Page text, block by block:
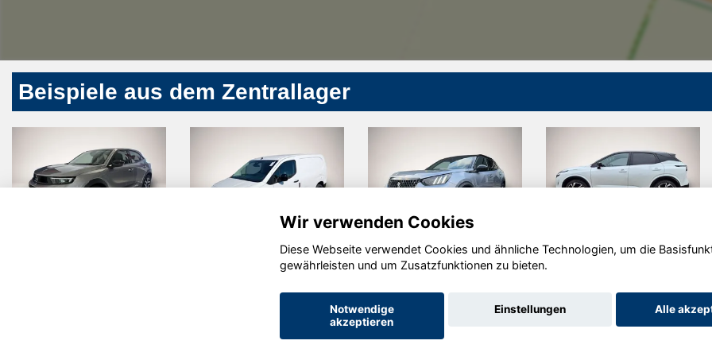
Beispiele aus dem Zentrallager
Peugeot
2008
Nissan
Qashqai
Wir verwenden Cookies
Diese Webseite verwendet Cookies und ähnliche Technologien, um die
gewährleisten und um Zusatzfunktionen zu bieten.
Notwendige
akzeptieren
Einstellungen Alle